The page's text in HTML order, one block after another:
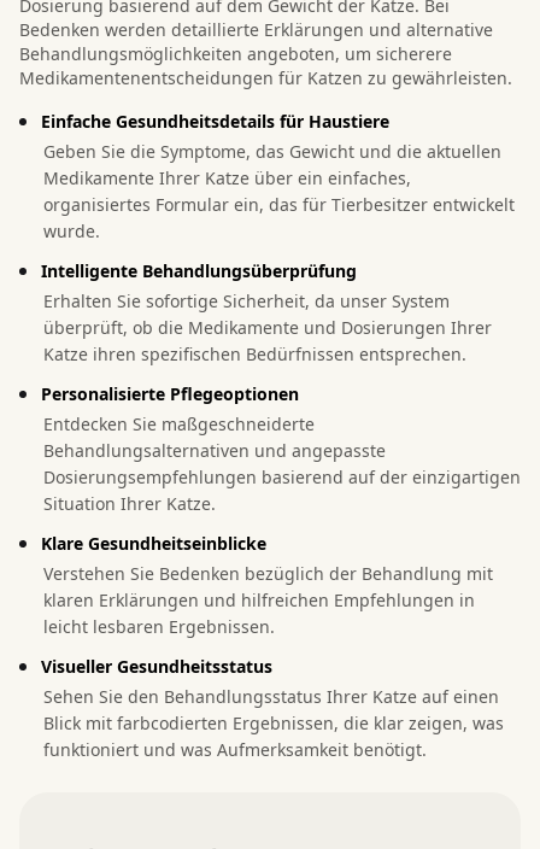
Dosierung basierend auf dem Gewicht der Katze. Bei
Bedenken werden detaillierte Erklärungen und alternative
Behandlungsmöglichkeiten angeboten, um sicherere
Medikamentenentscheidungen für Katzen zu gewährleisten.
Einfache Gesundheitsdetails für Haustiere
Geben Sie die Symptome, das Gewicht und die aktuellen
Medikamente Ihrer Katze über ein einfaches,
organisiertes Formular ein, das für Tierbesitzer entwickelt
wurde.
Intelligente Behandlungsüberprüfung
Erhalten Sie sofortige Sicherheit, da unser System
überprüft, ob die Medikamente und Dosierungen Ihrer
Katze ihren spezifischen Bedürfnissen entsprechen.
Personalisierte Pflegeoptionen
Entdecken Sie maßgeschneiderte
Behandlungsalternativen und angepasste
Dosierungsempfehlungen basierend auf der einzigartigen
Situation Ihrer Katze.
Klare Gesundheitseinblicke
Verstehen Sie Bedenken bezüglich der Behandlung mit
klaren Erklärungen und hilfreichen Empfehlungen in
leicht lesbaren Ergebnissen.
Visueller Gesundheitsstatus
Sehen Sie den Behandlungsstatus Ihrer Katze auf einen
Blick mit farbcodierten Ergebnissen, die klar zeigen, was
funktioniert und was Aufmerksamkeit benötigt.